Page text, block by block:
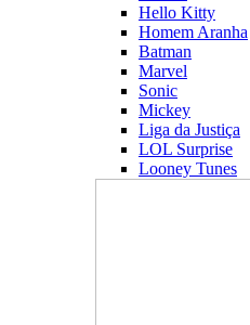
Hello Kitty
Homem Aranha
Batman
Marvel
Sonic
Mickey
Liga da Justiça
LOL Surprise
Looney Tunes